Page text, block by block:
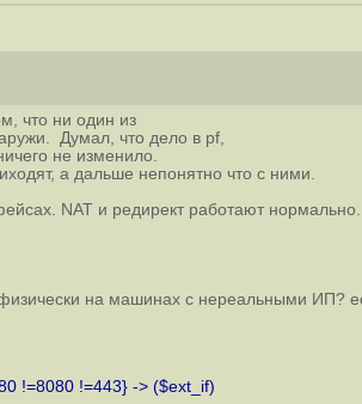
что ни один из
Думал, что дело в pf,
не изменило.
а дальше непонятно что с ними.
NAT и редирект работают нормально.
на машинах с нереальными ИП?
!=8080 !=443} -> ($ext_if)